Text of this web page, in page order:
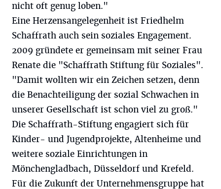
nicht oft genug loben."
Eine Herzensangelegenheit ist Friedhelm
Schaffrath auch sein soziales Engagement.
2009 gründete er gemeinsam mit seiner Frau
Renate die "Schaffrath Stiftung für Soziales".
"Damit wollten wir ein Zeichen setzen, denn
die Benachteiligung der sozial Schwachen in
unserer Gesellschaft ist schon viel zu groß."
Die Schaffrath-Stiftung engagiert sich für
Kinder- und Jugendprojekte, Altenheime und
weitere soziale Einrichtungen in
Mönchengladbach, Düsseldorf und Krefeld.
Für die Zukunft der Unternehmensgruppe hat